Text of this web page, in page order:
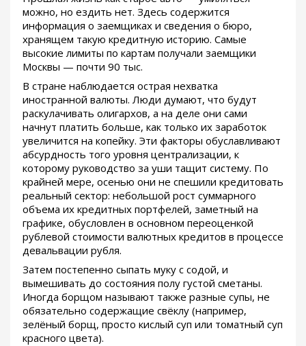
можно, но ездить нет. Здесь содержится
информация о заемщиках и сведения о бюро,
хранящем такую кредитную историю. Самые
высокие лимиты по картам получали заемщики
Москвы — почти 90 тыс.
В стране наблюдается острая нехватка
иностранной валюты. Люди думают, что будут
раскулачивать олигархов, а на деле они сами
начнут платить больше, как только их заработок
увеличится на копейку. Эти факторы обуславливают
абсурдность того уровня централизации, к
которому руководство за уши тащит систему. По
крайней мере, осенью они не спешили кредитовать
реальный сектор: небольшой рост суммарного
объема их кредитных портфелей, заметный на
графике, обусловлен в основном переоценкой
рублевой стоимости валютных кредитов в процессе
девальвации рубля.
Затем постепенно сыпать муку с содой, и
вымешивать до состояния полу густой сметаны.
Иногда борщом называют также разные супы, не
обязательно содержащие свёклу (например,
зелёный борщ, просто кислый суп или томатный суп
красного цвета).